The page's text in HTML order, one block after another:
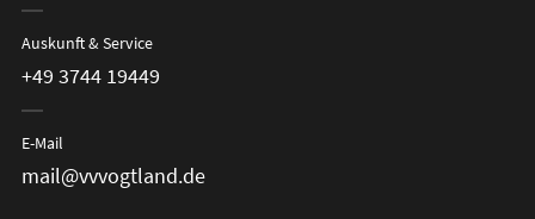
Auskunft & Service
+49 3744 19449
E-Mail
mail@vvvogtland.de